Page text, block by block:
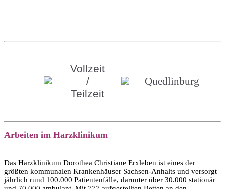
Vollzeit
/
Teilzeit
Quedlinburg
Arbeiten im Harzklinikum
Das Harzklinikum Dorothea Christiane Erxleben ist eines der
größten kommunalen Krankenhäuser Sachsen-Anhalts und versorgt
jährlich rund 100.000 Patientenfälle, darunter über 30.000 stationär